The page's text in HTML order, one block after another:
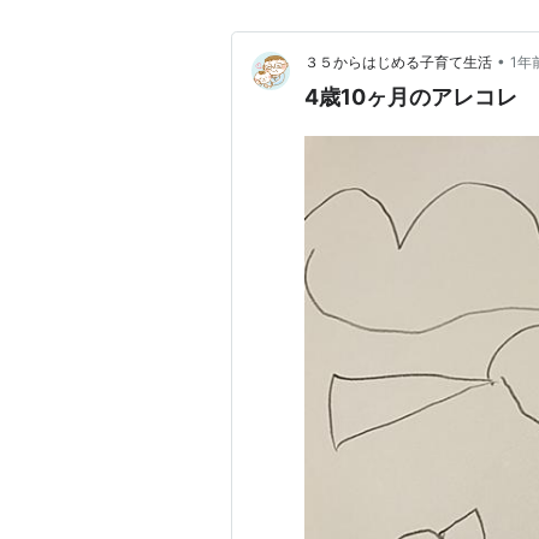
３５からはじめる子育て生活 • 1年
4歳10ヶ月のアレコレ